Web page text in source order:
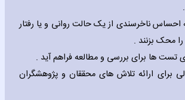
ناخرسندی از یک حالت روانی و یا رفتار
محک بزنند .
تست ها برای بررسی و مطالعه فراهم آید .
ارائه تلاش های محققان و پژوهشگران